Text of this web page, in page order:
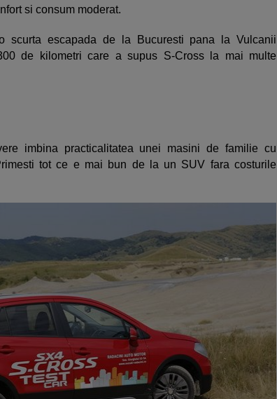
si consum moderat.
scurta escapada de la Bucuresti pana la Vulcanii
de kilometri care a supus S-Cross la mai multe
imbina practicalitatea unei masini de familie cu
tot ce e mai bun de la un SUV fara costurile